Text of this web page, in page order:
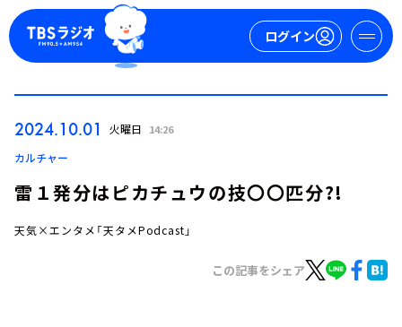
ログイン
2024.10.01 火曜日 14:26
カルチャー
雷１発分はピカチュウの技〇〇匹分?!
天気×エンタメ「天タメPodcast」
この記事をシェア